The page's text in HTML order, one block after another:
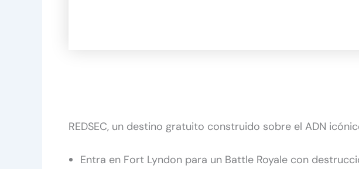
REDSEC, un destino gratuito construido sobre el ADN
Entra en Fort Lyndon para un Battle Royale con